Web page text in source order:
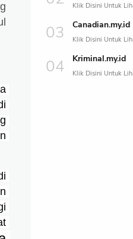
Canadian.my.id
Kriminal.my.id